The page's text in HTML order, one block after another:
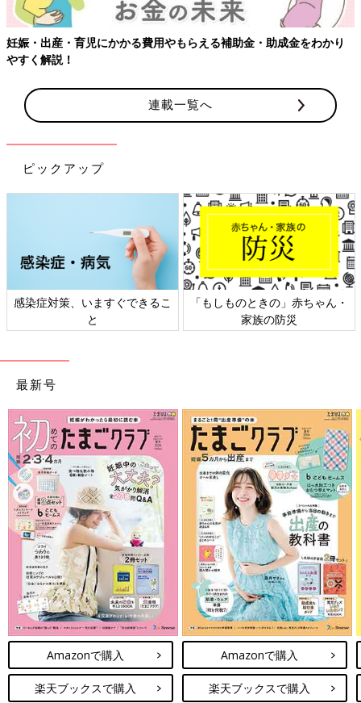
妊娠・出産・育児にかかる費用やもらえる補助金・助成金をわかり
やすく解説！
連載一覧へ
ピックアップ
感染症対策、いますぐできるこ
と
「もしものときの」赤ちゃん・
家族の防災
最新号
Amazonで購入
楽天ブックスで購入
Amazonで購入
楽天ブックスで購入